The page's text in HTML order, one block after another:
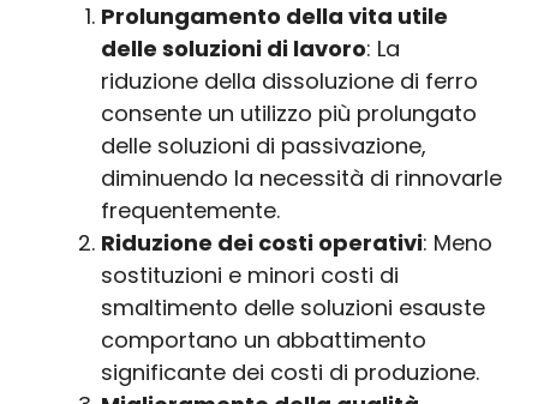
Prolungamento della vita utile
delle soluzioni di lavoro: La
riduzione della dissoluzione di ferro
consente un utilizzo più prolungato
delle soluzioni di passivazione,
diminuendo la necessità di rinnovarle
frequentemente.
Riduzione dei costi operativi: Meno
sostituzioni e minori costi di
smaltimento delle soluzioni esauste
comportano un abbattimento
significante dei costi di produzione.